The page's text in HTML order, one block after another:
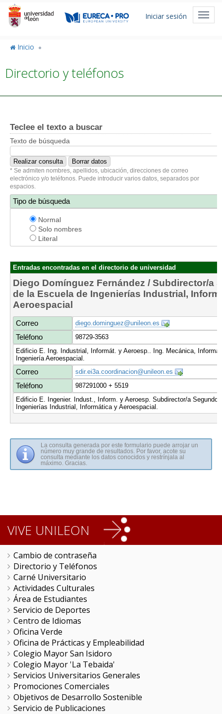
Pasar
contenido
Menú
Iniciar sesión
Inicio
Directorio y teléfonos
VIVE UNILEON
Cambio de contraseña
Directorio y Teléfonos
Carné Universitario
Actividades Culturales
Área de Estudiantes
Servicio de Deportes
Centro de Idiomas
Oficina Verde
Oficina de Prácticas y Empleabilidad
Colegio Mayor San Isidoro
Colegio Mayor 'La Tebaida'
Servicios Universitarios Generales
Promociones Comerciales
Objetivos de Desarrollo Sostenible
Servicio de Publicaciones